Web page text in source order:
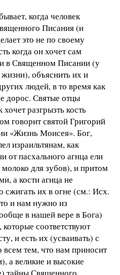
когда человек
Писания (и
это не по своему
когда он хочет сам
в Священном Писании (у
объяснить их и
людей, в то время как
дорос. Святые отцы
хочет разгрызть кость
говорит святой Григорий
«Жизнь Моисея». Бог,
израильтянам, как
пасхального агнца ели
молоко для зубов), и притом
а кости агнца не
сжигать их в огне (см.: Исх.
и нам нужно из
в нашей вере в Бога)
которые соответствуют
и есть их (усваивать) с
всем тем, что нам приносит
а великие и высокие